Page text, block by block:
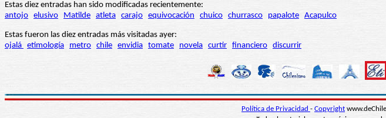
Estas diez entradas han sido modificadas recientemente:
antojo elusivo Matilde atleta carajo equivocación chuico churrasco papalote Acapulco
Estas fueron las diez entradas más visitadas ayer:
ojalá etimología metro chile envidia tomate novela curtir financiero discurrir
Política de Privacidad - Copyright